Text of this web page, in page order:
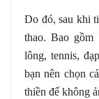
Do đó, sau khi
thao. Bao gồm
lông, tennis,
bạn nên chọn
thiền để không